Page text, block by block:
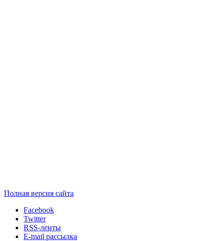
Полная версия сайта
Facebook
Twitter
RSS-ленты
E-mail рассылка